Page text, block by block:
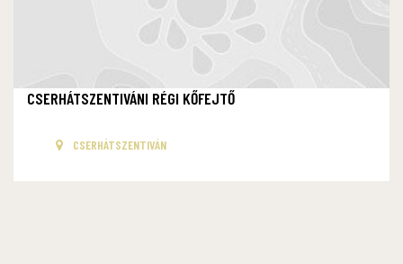
CSERHÁTSZENTIVÁNI RÉGI KŐFEJTŐ
CSERHÁTSZENTIVÁN